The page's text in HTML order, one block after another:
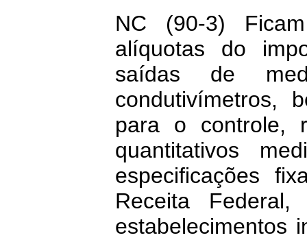
NC (90-3)
alíquotas do
saídas de
condutivímetros,
para o controle,
quantitativos
especificações
Receita
estabelecimentos